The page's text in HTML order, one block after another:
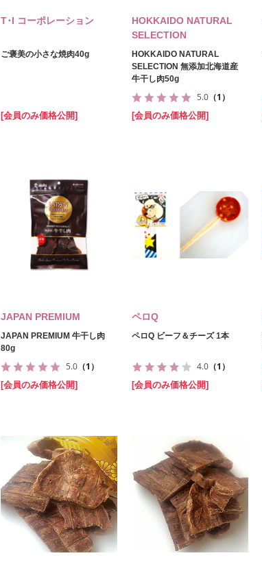
T･I コーポレーション
ご褒美の小さな焼肉40g
[会員のみ価格公開]
HOKKAIDO NATURAL
SELECTION
HOKKAIDO NATURAL
SELECTION 無添加北海道産
牛干し肉50g
5.0 （1）
[会員のみ価格公開]
JAPAN PREMIUM
JAPAN PREMIUM 牛干し肉
80g
5.0 （1）
[会員のみ価格公開]
ペロQ
ペロQ ビーフ＆チーズ 1本
4.0 （1）
[会員のみ価格公開]